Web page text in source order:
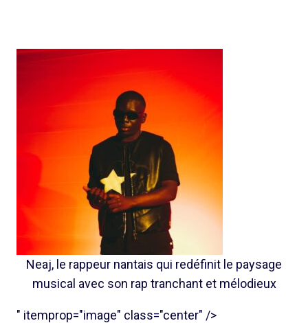
Neaj, le rappeur nantais qui redéfinit le paysage
musical avec son rap tranchant et mélodieux
" itemprop="image" class="center" />